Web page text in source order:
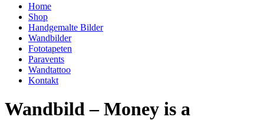
Home
Shop
Handgemalte Bilder
Wandbilder
Fototapeten
Paravents
Wandtattoo
Kontakt
Wandbild – Money is a